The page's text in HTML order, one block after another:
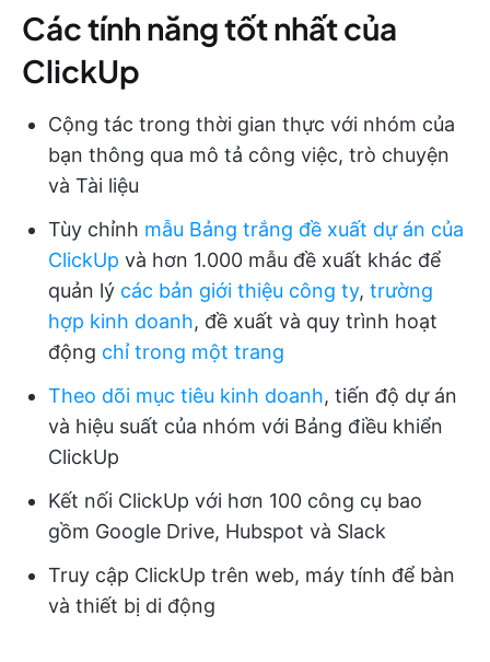
Các tính năng tốt nhất của
ClickUp
Cộng tác trong thời gian thực với nhóm của
bạn thông qua mô tả công việc, trò chuyện
và Tài liệu
Tùy chỉnh mẫu Bảng trắng đề xuất dự án của
ClickUp và hơn 1.000 mẫu đề xuất khác để
quản lý các bản giới thiệu công ty, trường
hợp kinh doanh, đề xuất và quy trình hoạt
động chỉ trong một trang
Theo dõi mục tiêu kinh doanh, tiến độ dự án
và hiệu suất của nhóm với Bảng điều khiển
ClickUp
Kết nối ClickUp với hơn 100 công cụ bao
gồm Google Drive, Hubspot và Slack
Truy cập ClickUp trên web, máy tính để bàn
và thiết bị di động